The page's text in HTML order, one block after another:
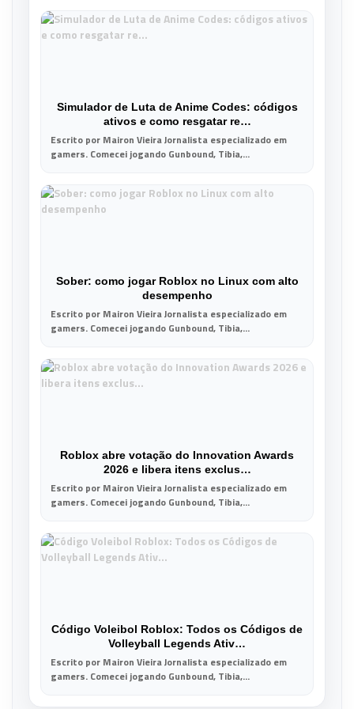
Simulador de Luta de Anime Codes: códigos
ativos e como resgatar re…
Escrito por Mairon Vieira Jornalista especializado em
gamers. Comecei jogando Gunbound, Tibia,...
Sober: como jogar Roblox no Linux com alto
desempenho
Escrito por Mairon Vieira Jornalista especializado em
gamers. Comecei jogando Gunbound, Tibia,...
Roblox abre votação do Innovation Awards
2026 e libera itens exclus…
Escrito por Mairon Vieira Jornalista especializado em
gamers. Comecei jogando Gunbound, Tibia,...
Código Voleibol Roblox: Todos os Códigos de
Volleyball Legends Ativ…
Escrito por Mairon Vieira Jornalista especializado em
gamers. Comecei jogando Gunbound, Tibia,...